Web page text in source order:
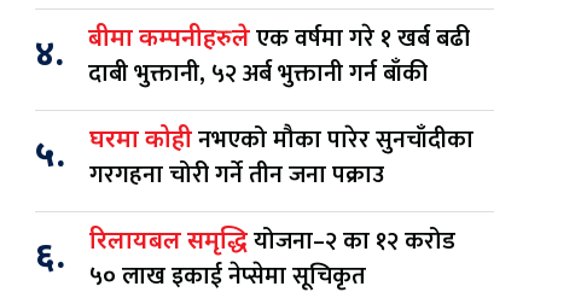
४. बीमा कम्पनीहरुलेएक वर्षमा गरे १ खर्ब बढी
दाबी भुक्तानी, ५२ अर्ब भुक्तानी गर्न बाँकी
५. घरमा कोहीनभएको मौका पारेर सुनचाँदीका
गरगहना चोरी गर्ने तीन जना पक्राउ
६. रिलायबल समृद्धियोजना–२ का १२ करोड
५० लाख इकाई नेप्सेमा सूचिकृत